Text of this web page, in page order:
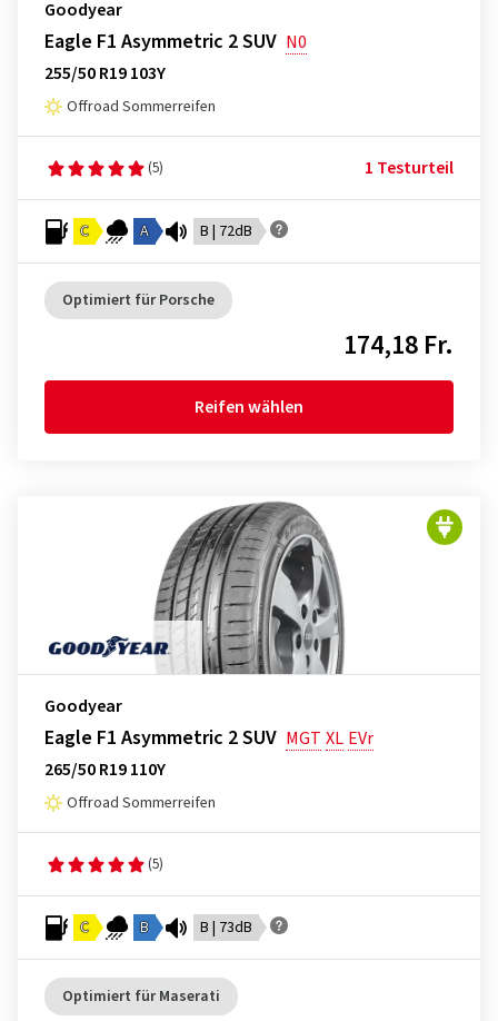
Goodyear
Eagle F1 Asymmetric 2 SUV N0
255/50 R19 103Y
Offroad Sommerreifen
(5) 1 Testurteil
C A B | 72dB
Optimiert für Porsche
174,18 Fr.
Reifen wählen
Goodyear
Eagle F1 Asymmetric 2 SUV MGT XL EVr
265/50 R19 110Y
Offroad Sommerreifen
(5)
C B B | 73dB
Optimiert für Maserati